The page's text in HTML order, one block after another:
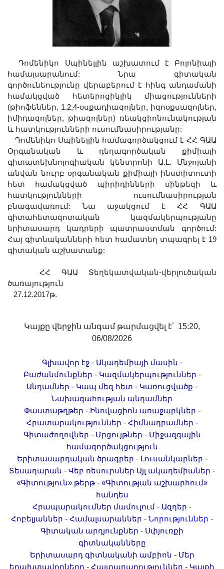
Համալսարաններ
Նորություններ
Գիտական արդյունքներ
Սփյուռքի գիտնականները
Երիտասարդ գիտնականի
ամբիոն
Մեր երախտավորները
Հայտարարություններ
Կայքի քարտեզ
Որոնում
Դոմենիկո Սպինելլին աշխատում է Բոլոնիայի
համալսարանում: Նրա գիտական
գործունեությունը վերաբերում է հինգ անդամանի
համակցված հետերոցիկլիկ միացությունների
(թիոֆեններ, 1,2,4-օսքադիազոլներ, իզոօքսազոլներ,
իմիդազոլներ, թիազոլներ) ռեակցիոնունակության
և հատկությունների ուսումնասիրությանը:
Դոմենիկո Սպինելլին համագործակցում է ՀՀ ԳԱԱ
Օրգանական և դեղագործական քիմիայի
գիտատեխնոլոգիական կենտրոնի Ա.Լ. Մնջոյանի
անվան նուրբ օրգանական քիմիայի ինստիտուտի
հետ համակցված պիրիդինների սինթեզի և
հատկությունների ուսումնասիրության
բնագավառում: Նա աջակցում է ՀՀ ԳԱԱ
գիտահետազոտական կազմակերպությանը
երիտասարդ կադրերի պատրաստման գործում:
Հայ գիտնականների հետ համատեղ տպագրել է 19
գիտական աշխատանք:
ՀՀ ԳԱԱ Տեղեկատվական-վերլուծական
ծառայություն
27.12.2017թ.
Կայքը վերջին անգամ թարմացվել է՝ 15:20,
06/08/2026
Գլխավոր էջ- Ակադեմիայի մասին -
Բաժանմունքներ - Կազմակերպություններ -
Անդամներ - Կապ մեզ հետ - Կառուցվածք -
Նախագահության անդամներ
Փաստաթղթեր - Ինովացիոն առաջարկներ -
Հրատարակություններ - Հիմնադրամներ -
Գիտաժողովներ - Մրցույթներ - Միջազգային
համագործակցություն
Երիտասարդական ծրագրեր - Լուսանկարներ -
Տեսադարան - Վեբ ռեսուրսներ Այլ ակադեմիաներ -
«Գիտություն» թերթ - «Գիտության աշխարհում»
հանդես
Հրապարակումներ մամուլում - Ազդեր -
Հոբելյաններ - Համալսարաններ - Նորություններ -
Գիտական արդյունքներ - Սփյուռքի
գիտնականները
Երիտասարդ գիտնականի ամբիոն - Մեր
երախտավորները - Հայտարարություններ - Կայքի